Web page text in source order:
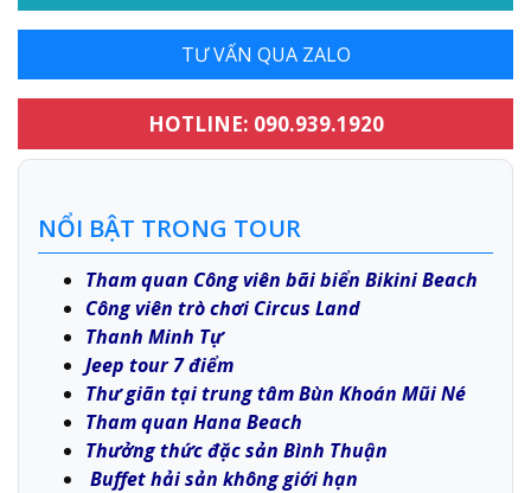
TƯ VẤN QUA ZALO
HOTLINE: 090.939.1920
NỔI BẬT TRONG TOUR
Tham quan Công viên bãi biển Bikini Beach
Công viên trò chơi Circus Land
Thanh Minh Tự
Jeep tour 7 điểm
Thư giãn tại trung tâm Bùn Khoán Mũi Né
Tham quan Hana Beach
Thưởng thức đặc sản Bình Thuận
Buffet hải sản không giới hạn